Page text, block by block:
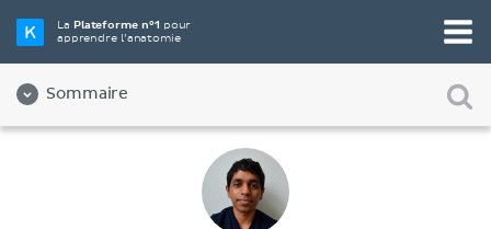
La Plateforme n°1 pour
apprendre l’anatomie
Sommaire